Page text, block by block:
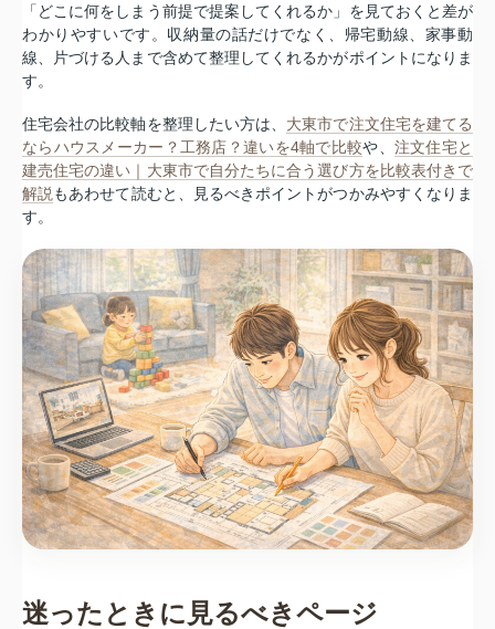
「どこに何をしまう前提で提案してくれるか」を見ておくと差が
わかりやすいです。収納量の話だけでなく、帰宅動線、家事動
線、片づける人まで含めて整理してくれるかがポイントになりま
す。
住宅会社の比較軸を整理したい方は、 大東市で注文住宅を建てる
ならハウスメーカー？工務店？違いを4軸で比較や、 注文住宅と
建売住宅の違い｜大東市で自分たちに合う選び方を比較表付きで
解説 もあわせて読むと、見るべきポイントがつかみやすくなりま
す。
迷ったときに見るべきページ